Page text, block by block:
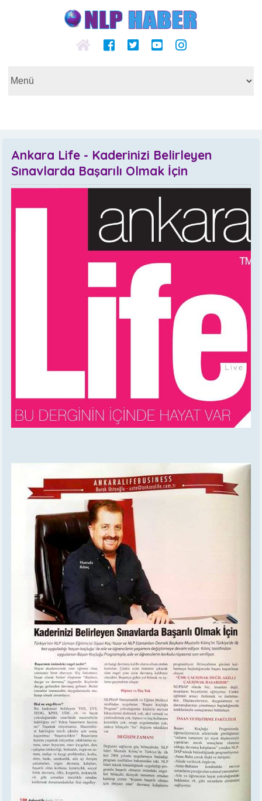
Ankara Life - Kaderinizi Belirleyen
Sınavlarda Başarılı Olmak İçin